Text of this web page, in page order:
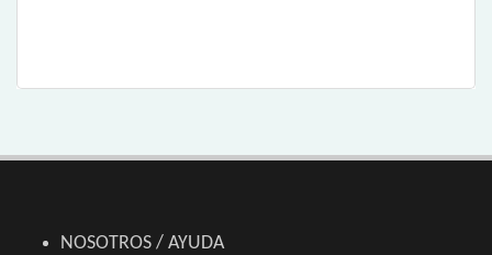
NOSOTROS / AYUDA